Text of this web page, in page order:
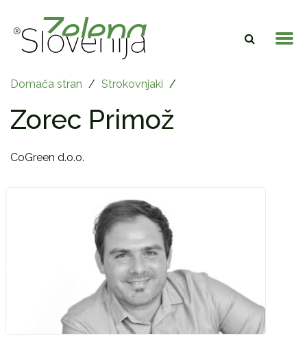
Domača stran / Strokovnjaki /
Zorec Primož
CoGreen d.o.o.